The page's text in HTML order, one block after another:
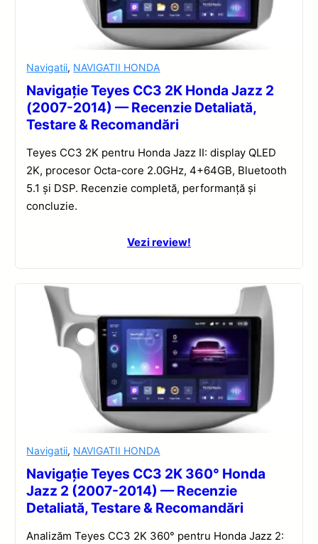
Navigatii, NAVIGATII HONDA
Navigație Teyes CC3 2K Honda Jazz 2
(2007-2014) — Recenzie Detaliată,
Testare & Recomandări
Teyes CC3 2K pentru Honda Jazz II: display QLED
2K, procesor Octa-core 2.0GHz, 4+64GB, Bluetooth
5.1 și DSP. Recenzie completă, performanță și
concluzie.
Vezi review!
Navigatii, NAVIGATII HONDA
Navigație Teyes CC3 2K 360° Honda
Jazz 2 (2007-2014) — Recenzie
Detaliată, Testare & Recomandări
Analizăm Teyes CC3 2K 360° pentru Honda Jazz 2: